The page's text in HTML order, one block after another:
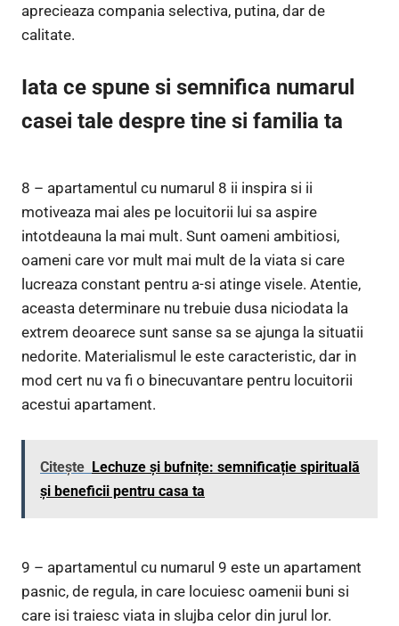
aprecieaza compania selectiva, putina, dar de
calitate.
Iata ce spune si semnifica numarul
casei tale despre tine si familia ta
8 – apartamentul cu numarul 8 ii inspira si ii
motiveaza mai ales pe locuitorii lui sa aspire
intotdeauna la mai mult. Sunt oameni ambitiosi,
oameni care vor mult mai mult de la viata si care
lucreaza constant pentru a-si atinge visele. Atentie,
aceasta determinare nu trebuie dusa niciodata la
extrem deoarece sunt sanse sa se ajunga la situatii
nedorite. Materialismul le este caracteristic, dar in
mod cert nu va fi o binecuvantare pentru locuitorii
acestui apartament.
Citește Lechuze și bufnițe: semnificație spirituală
și beneficii pentru casa ta
9 – apartamentul cu numarul 9 este un apartament
pasnic, de regula, in care locuiesc oamenii buni si
care isi traiesc viata in slujba celor din jurul lor.